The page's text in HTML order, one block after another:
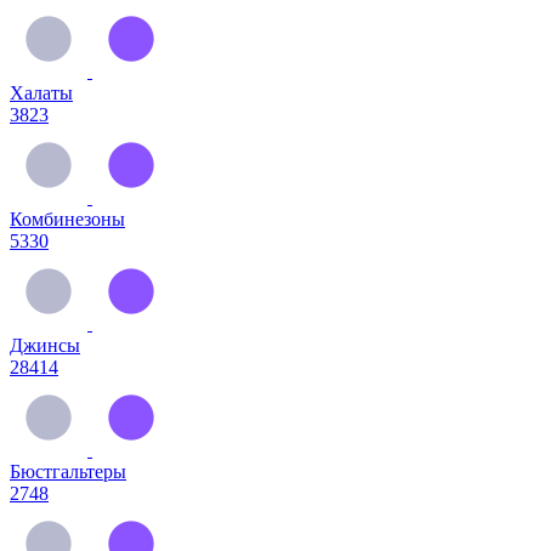
Халаты
3823
Комбинезоны
5330
Джинсы
28414
Бюстгальтеры
2748